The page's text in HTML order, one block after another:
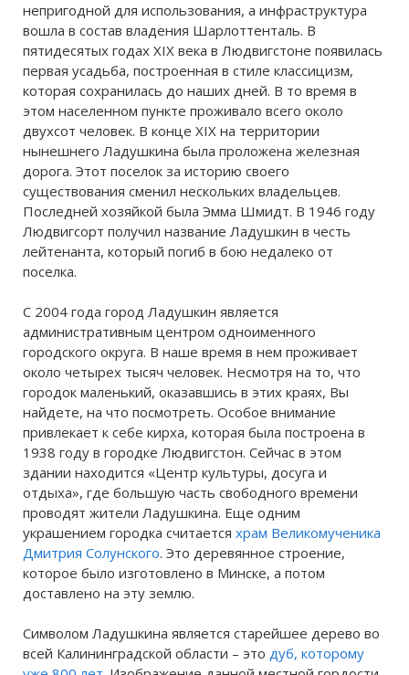
непригодной для использования, а инфраструктура
вошла в состав владения Шарлоттенталь. В
пятидесятых годах XIX века в Людвигстоне появилась
первая усадьба, построенная в стиле классицизм,
которая сохранилась до наших дней. В то время в
этом населенном пункте проживало всего около
двухсот человек. В конце XIX на территории
нынешнего Ладушкина была проложена железная
дорога. Этот поселок за историю своего
существования сменил нескольких владельцев.
Последней хозяйкой была Эмма Шмидт. В 1946 году
Людвигсорт получил название Ладушкин в честь
лейтенанта, который погиб в бою недалеко от
поселка.
С 2004 года город Ладушкин является
административным центром одноименного
городского округа. В наше время в нем проживает
около четырех тысяч человек. Несмотря на то, что
городок маленький, оказавшись в этих краях, Вы
найдете, на что посмотреть. Особое внимание
привлекает к себе кирха, которая была построена в
1938 году в городке Людвигстон. Сейчас в этом
здании находится «Центр культуры, досуга и
отдыха», где большую часть свободного времени
проводят жители Ладушкина. Еще одним
украшением городка считается храм Великомученика
Дмитрия Солунского. Это деревянное строение,
которое было изготовлено в Минске, а потом
доставлено на эту землю.
Символом Ладушкина является старейшее дерево во
всей Калининградской области – это дуб, которому